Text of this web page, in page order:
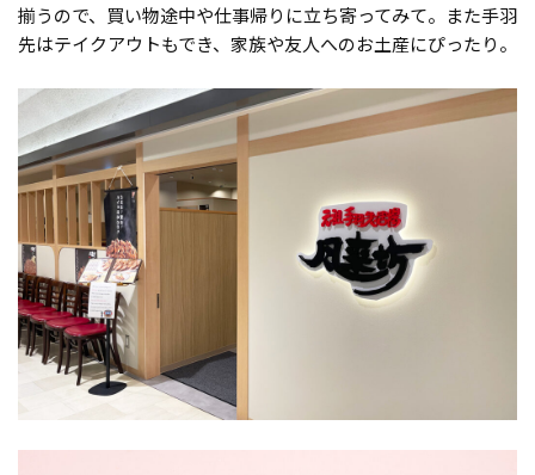
揃うので、買い物途中や仕事帰りに立ち寄ってみて。また手羽
先はテイクアウトもでき、家族や友人へのお土産にぴったり。